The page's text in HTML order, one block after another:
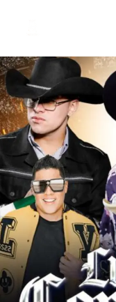
Inicio
En Vivo
Noticias
Equipo
Sobre